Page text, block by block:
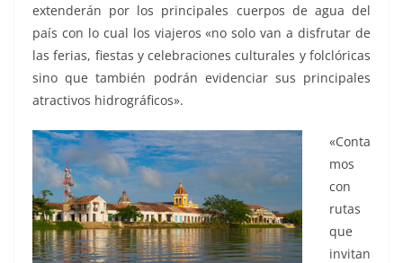
extenderán por los principales cuerpos de agua del
país con lo cual los viajeros «no solo van a disfrutar de
las ferias, fiestas y celebraciones culturales y folclóricas
sino que también podrán evidenciar sus principales
atractivos hidrográficos».
«Conta
mos
con
rutas
que
invitan